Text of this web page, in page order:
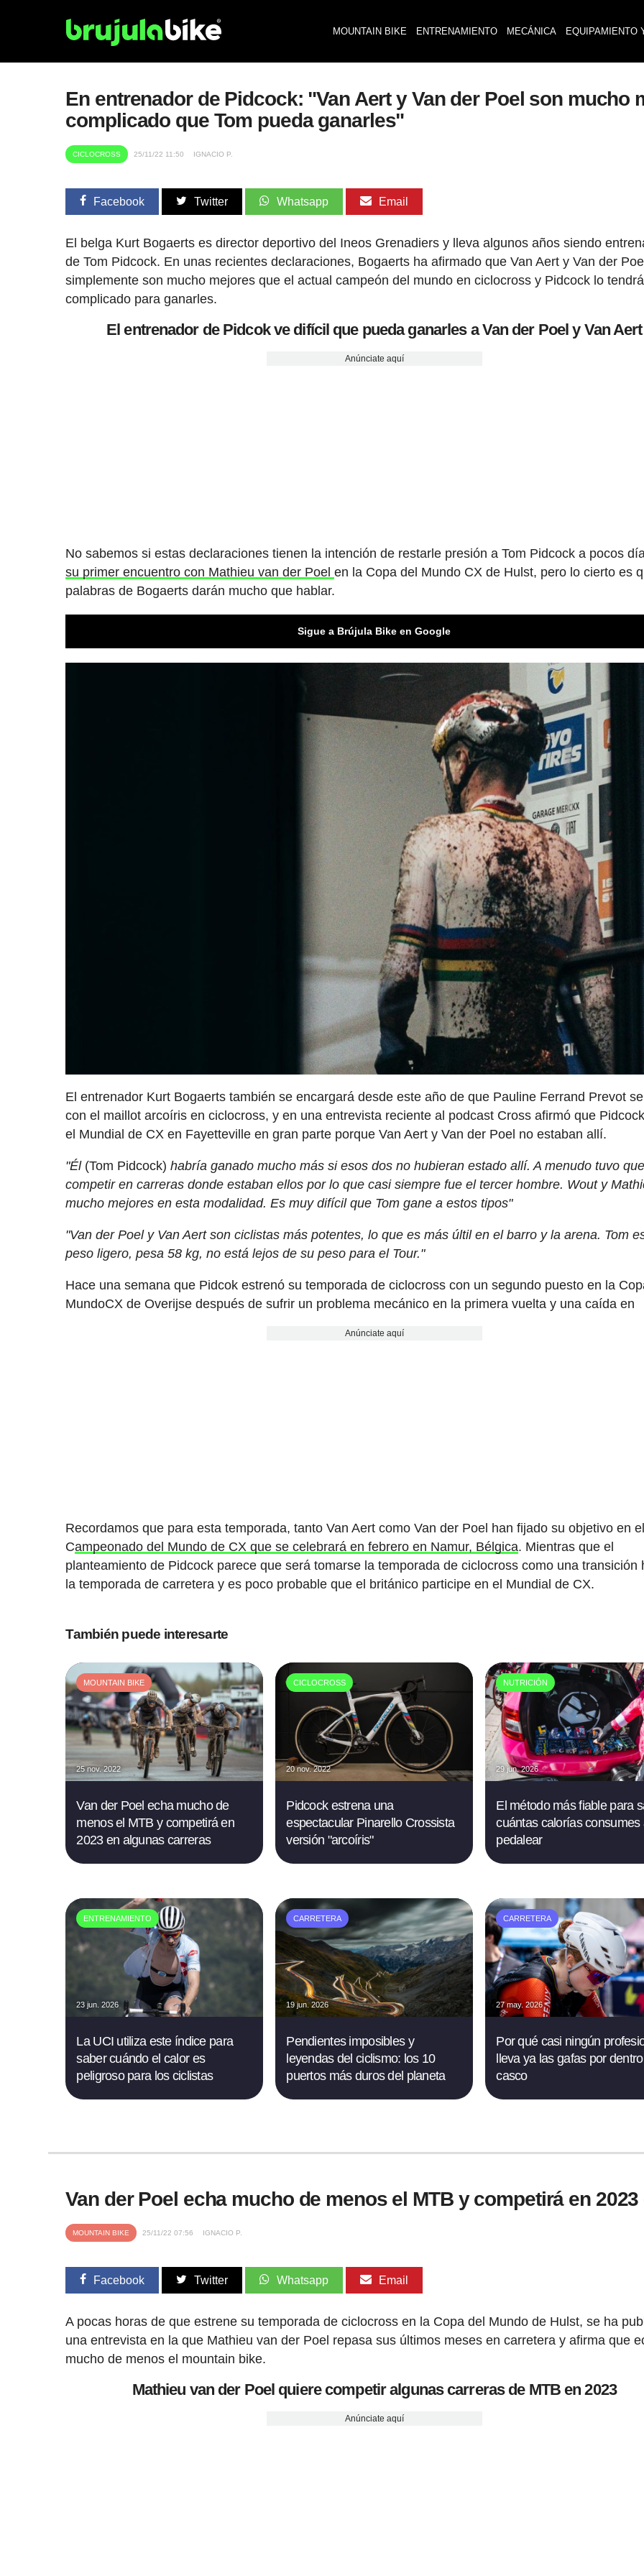
MOUNTAIN BIKE ENTRENAMIENTO MECÁNICA EQUIPAMIENTO
En entrenador de Pidcock: "Van Aert y Van der Poel son mucho
complicado que Tom pueda ganarles"
CICLOCROSS 25/11/22 11:50 IGNACIO P.
Facebook Twitter Whatsapp Email
El belga Kurt Bogaerts es director deportivo del Ineos Grenadiers y lleva algunos años siendo
de Tom Pidcock. En unas recientes declaraciones, Bogaerts ha afirmado que Van Aert y Van der Poel
simplemente son mucho mejores que el actual campeón del mundo en ciclocross y Pidcock lo tendrá
complicado para ganarles.
El entrenador de Pidcok ve difícil que pueda ganarles a Van der Poel y Van Aert
Anúnciate aquí
No sabemos si estas declaraciones tienen la intención de restarle presión a Tom Pidcock a pocos
su primer encuentro con Mathieu van der Poelen la Copa del Mundo CX de Hulst, pero lo cierto es
palabras de Bogaerts darán mucho que hablar.
Sigue a Brújula Bike en Google
El entrenador Kurt Bogaerts también se encargará desde este año de que Pauline Ferrand Prevot
con el maillot arcoíris en ciclocross, y en una entrevista reciente al podcast Cross afirmó que
el Mundial de CX en Fayetteville en gran parte porque Van Aert y Van der Poel no estaban allí.
"Él (Tom Pidcock) habría ganado mucho más si esos dos no hubieran estado allí. A menudo tuvo que
competir en carreras donde estaban ellos por lo que casi siempre fue el tercer hombre. Wout y
mucho mejores en esta modalidad. Es muy difícil que Tom gane a estos tipos"
"Van der Poel y Van Aert son ciclistas más potentes, lo que es más últil en el barro y la arena. Tom
peso ligero, pesa 58 kg, no está lejos de su peso para el Tour."
Hace una semana que Pidcok estrenó su temporada de ciclocross con un segundo puesto en la
MundoCX de Overijse después de sufrir un problema mecánico en la primera vuelta y una caída en
Anúnciate aquí
Recordamos que para esta temporada, tanto Van Aert como Van der Poel han fijado su objetivo en el
Campeonado del Mundo de CX que se celebrará en febrero en Namur, Bélgica. Mientras que el
planteamiento de Pidcock parece que será tomarse la temporada de ciclocross como una transición
la temporada de carretera y es poco probable que el británico participe en el Mundial de CX.
También puede interesarte
MOUNTAIN BIKE
25 nov. 2022
Van der Poel echa mucho de
menos el MTB y competirá en
2023 en algunas carreras
CICLOCROSS
20 nov. 2022
Pidcock estrena una
espectacular Pinarello Crossista
versión "arcoíris"
NUTRICIÓN
29 jun. 2026
El método más fiable para
cuántas calorías consumes
pedalear
ENTRENAMIENTO
23 jun. 2026
La UCI utiliza este índice para
saber cuándo el calor es
peligroso para los ciclistas
CARRETERA
19 jun. 2026
Pendientes imposibles y
leyendas del ciclismo: los 10
puertos más duros del planeta
CARRETERA
27 may. 2026
Por qué casi ningún
lleva ya las gafas por
casco
Van der Poel echa mucho de menos el MTB y competirá en
MOUNTAIN BIKE 25/11/22 07:56 IGNACIO P.
Facebook Twitter Whatsapp Email
A pocas horas de que estrene su temporada de ciclocross en la Copa del Mundo de Hulst, se ha
una entrevista en la que Mathieu van der Poel repasa sus últimos meses en carretera y afirma que
mucho de menos el mountain bike.
Mathieu van der Poel quiere competir algunas carreras de MTB en 2023
Anúnciate aquí